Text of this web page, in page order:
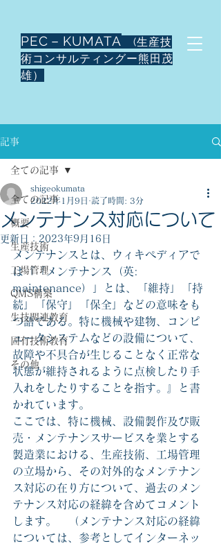
PEC－KUMATA
(生産技
術コンサルティングー熊田茂
雄）
記事
全ての記事
概要
生産技術
工場管理
QMS構築
生技関連教育
固有技術教育
その他
全ての記事
メンテナンス対応について
shigeokumata
2022年1月9日
読了時間: 3分
更新日： 2023年9月16日
メンテナンスとは、ウィキペディアで
は『「メンテナンス（英:
maintenance）」とは、「維持」「持
続」「保守」「保全」などの意味をも
つ語である。特に機械や建物、コンピ
ュータシステムなどの設備について、
故障や不具合が生じることなく正常な
状態が維持されるように点検したり手
入れをしたりすることを指す。』と書
かれています。
ここでは、特に機械、設備製作及び販
売・メンテナンスサービスを業とする
製造業における、生産技術、工場管理
の立場から、その対外的なメンテナン
ス対応の在り方について、過去のメン
テナンス対応の経緯を含めてコメント
します。　（メンテナンス対応の経緯
については、参考としてインターネッ